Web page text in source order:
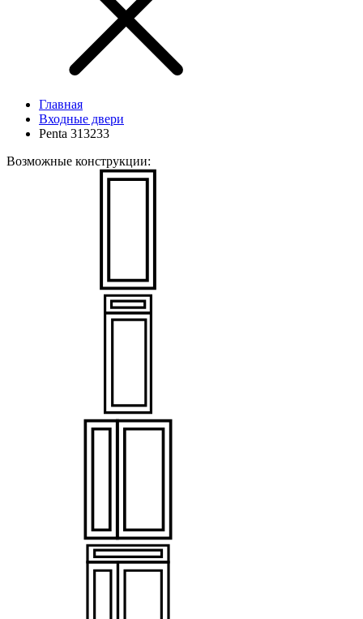
Главная
Входные двери
Penta 313233
Возможные конструкции: